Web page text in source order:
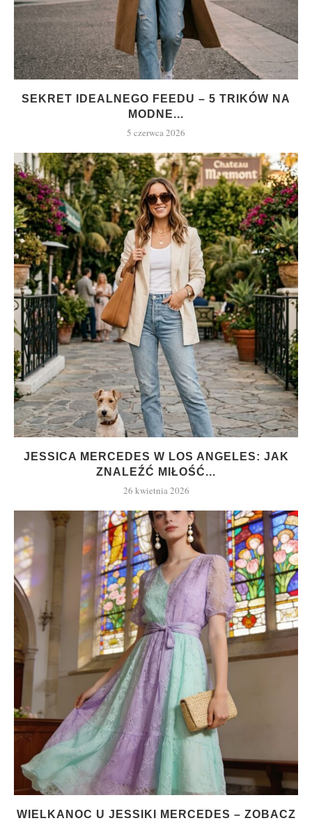
SEKRET IDEALNEGO FEEDU – 5 TRIKÓW NA
MODNE...
5 czerwca 2026
JESSICA MERCEDES W LOS ANGELES: JAK
ZNALEŹĆ MIŁOŚĆ...
26 kwietnia 2026
WIELKANOC U JESSIKI MERCEDES – ZOBACZ